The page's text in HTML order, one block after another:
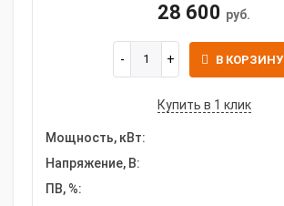
28 600 руб.
В КОРЗИНУ
Купить в 1 клик
Мощность, кВт:
Напряжение, В:
ПВ, %: